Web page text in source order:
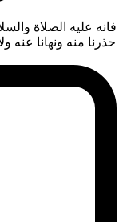
فانه عليه الصلاة
حذرنا منه ونهانا عنه